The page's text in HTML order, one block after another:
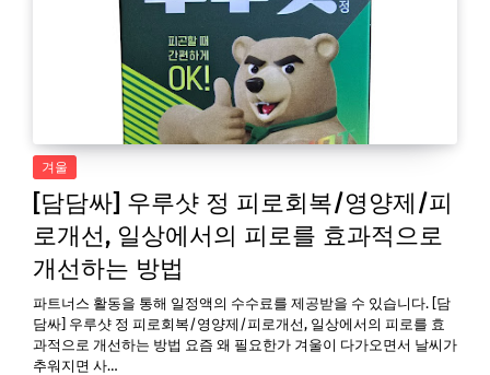
겨울
[담담싸] 우루샷 정 피로회복/영양제/피
로개선, 일상에서의 피로를 효과적으로
개선하는 방법
파트너스 활동을 통해 일정액의 수수료를 제공받을 수 있습니다. [담
담싸] 우루샷 정 피로회복/영양제/피로개선, 일상에서의 피로를 효
과적으로 개선하는 방법 요즘 왜 필요한가 겨울이 다가오면서 날씨가
추워지면 사…